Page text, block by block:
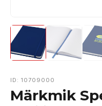
ID: 10709000
Märkmik